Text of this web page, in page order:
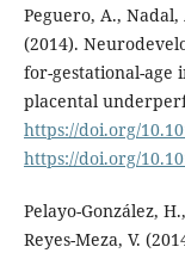
Peguero, A., Nadal,
(2014).
for-gestational-age
placental
https://doi.org/
https://doi.org/
Pelayo-González,
Reyes-Meza, V.